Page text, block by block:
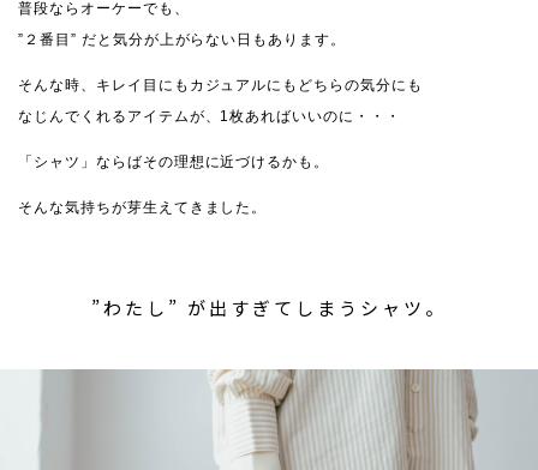
普段ならオーケーでも、
”２番目” だと気分が上がらない日もあります。
そんな時、キレイ目にもカジュアルにもどちらの気分にも
なじんでくれるアイテムが、1枚あればいいのに・・・
「シャツ」ならばその理想に近づけるかも。
そんな気持ちが芽生えてきました。
”わたし” が出すぎてしまうシャツ。